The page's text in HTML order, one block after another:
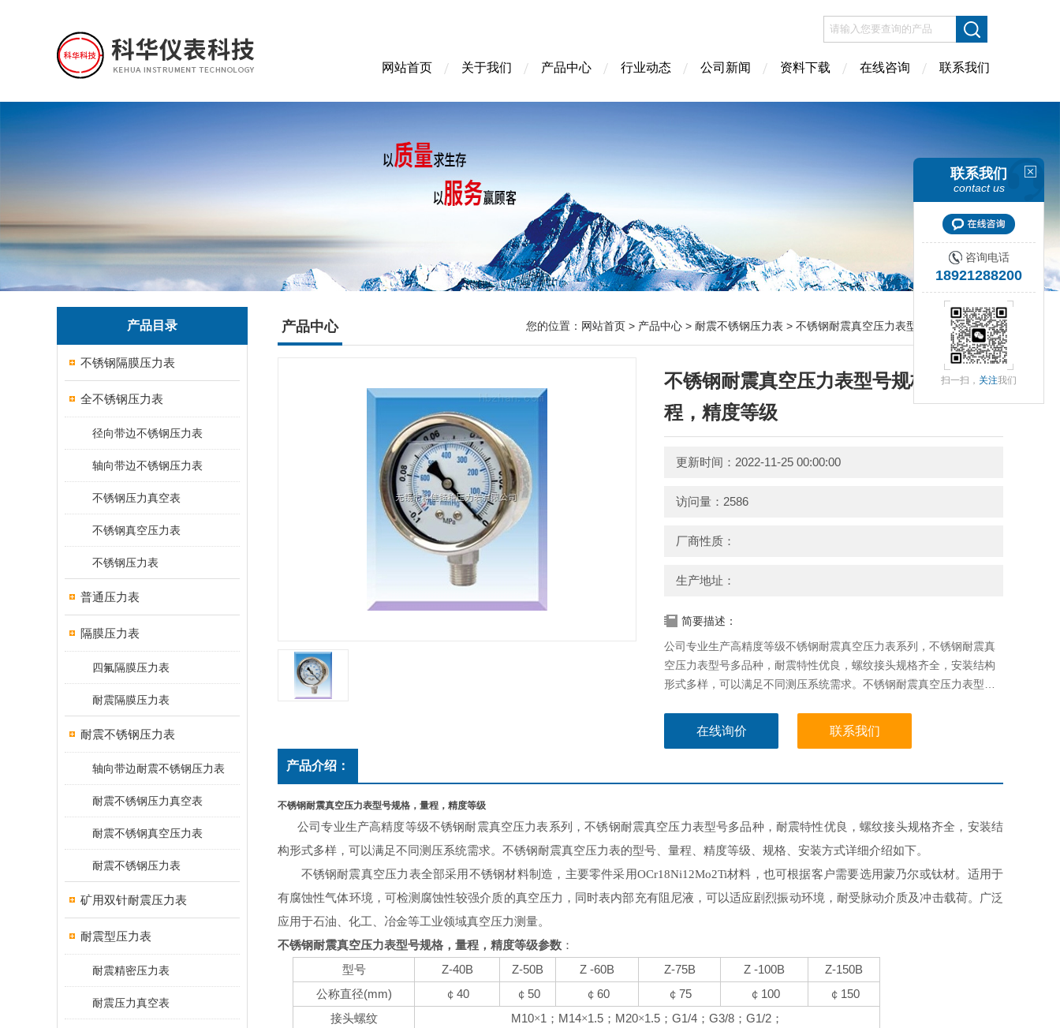
网站首页 关于我们 产品中心 行业动态 公司新闻 资料下载 在线咨询 联系我们
产品目录
不锈钢隔膜压力表
全不锈钢压力表
径向带边不锈钢压力表
轴向带边不锈钢压力表
不锈钢压力真空表
不锈钢真空压力表
不锈钢压力表
普通压力表
隔膜压力表
四氟隔膜压力表
耐震隔膜压力表
耐震不锈钢压力表
轴向带边耐震不锈钢压力表
耐震不锈钢压力真空表
耐震不锈钢真空压力表
耐震不锈钢压力表
矿用双针耐震压力表
耐震型压力表
耐震精密压力表
耐震压力真空表
产品中心 您的位置： 网站首页 > 产品中心 > 耐震不锈钢压力表 > 不锈钢耐震真空压力表型号规格，量程，精度等级
不锈钢耐震真空压力表型号规格，量
程，精度等级
更新时间：2022-11-25 00:00:00
访问量：2586
厂商性质：
生产地址：
简要描述：
公司专业生产高精度等级不锈钢耐震真空压力表系列，不锈钢耐震真
空压力表型号多品种，耐震特性优良，螺纹接头规格齐全，安装结构
形式多样，可以满足不同测压系统需求。不锈钢耐震真空压力表型号
在线询价 联系我们
产品介绍：
不锈钢耐震真空压力表型号规格，量程，精度等级
公司专业生产高精度等级不锈钢耐震真空压力表系列，不锈钢耐震真空压力表型号多品种，耐震特性优良，螺纹接头规格齐全， 安装结
构形式多样，可以满足不同测压系统需求。不锈钢耐震真空压力表的型号、量程、精度等级、规格、安装方式详细介绍如下。
不锈钢耐震真空压力表全部采用不锈钢材料制造，主要零件采用OCr18Ni12Mo2Ti材料，也可根据客户需要选用蒙乃尔或钛材。适用于
有腐蚀性气体环境，可检测腐蚀性较强介质的真空压力，同时表内部充有阻尼液，可以适应剧烈振动环境，耐受脉动介质及冲击载荷。广泛
应用于石油、化工、冶金等工业领域真空压力测量。
不锈钢耐震真空压力表型号规格，量程，精度等级参数 ：
型号 Z-40B Z-50B Z -60B Z-75B Z -100B Z-150B
公称直径(mm) ￠40 ￠ 50 ￠ 60 ￠75 ￠ 100 ￠ 150
接头螺纹 M10×1 ； M14×1.5 ； M20×1.5 ；G1/4 ；G3/8 ；G1/2 ；
联系我们
contact us
咨询电话
18921288200
扫一扫， 关注我们